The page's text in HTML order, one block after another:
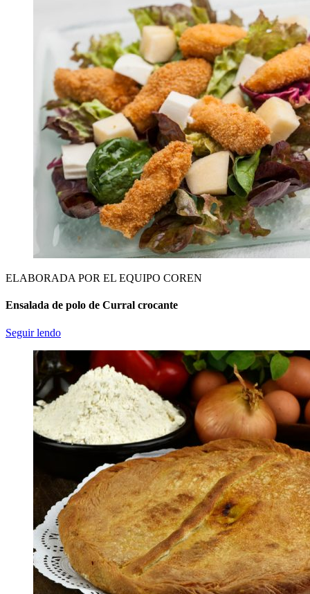
ELABORADA POR EL EQUIPO COREN
Ensalada de polo de Curral crocante
Seguir lendo